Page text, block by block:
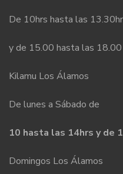
De 10hrs hasta las
y de 15.00 hasta las 18.00
Kilamu Los Álamos
De lunes a Sábado de
10 hasta las 14hrs y de
Domingos Los Álamos